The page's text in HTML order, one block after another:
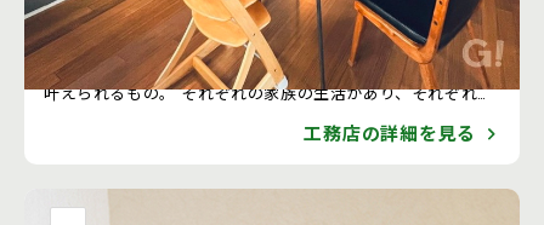
注文住宅を届けたい。 もっとおしゃれな家に住んでもらいた
い。 もっと考えられたプランで暮らしを豊かにしたい。 注
文住宅は決してハードルが高いわけではなく、 もっと気軽に
叶えられるもの。 それぞれの家族の生活があり、それぞれの
暮らしがあるなら、 同じ間取りでいいわけはない。 もっと
「暮らし」に寄り添った住宅であるべき。 だからこそ、お客
工務店の詳細を見る